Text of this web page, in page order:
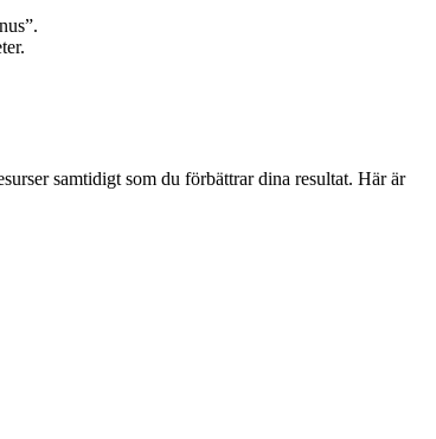
samtidigt som du förbättrar dina resultat. Här är